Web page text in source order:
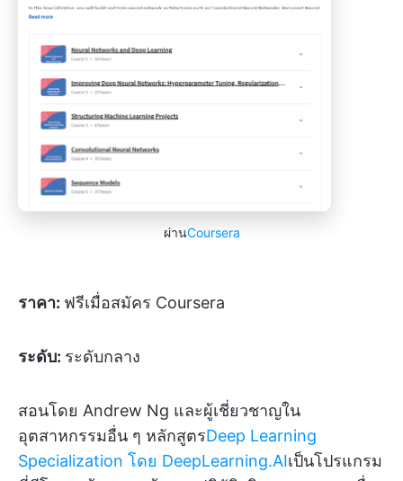
ผ่านCoursera
ราคา: ฟรีเมื่อสมัคร Coursera
ระดับ: ระดับกลาง
สอนโดย Andrew Ng และผู้เชี่ยวชาญใน
อุตสาหกรรมอื่น ๆ หลักสูตรDeep Learning
Specialization โดย DeepLearning.AIเป็นโปรแกรม